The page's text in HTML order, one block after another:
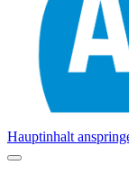
Hauptinhalt